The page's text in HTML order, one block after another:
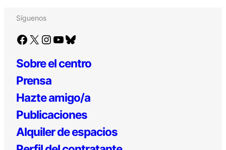
Síguenos
Facebook X Instagram YouTube Bluesky
Sobre el centro
Prensa
Hazte amigo/a
Publicaciones
Alquiler de espacios